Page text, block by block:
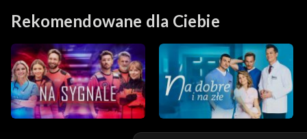
Rekomendowane dla Ciebie